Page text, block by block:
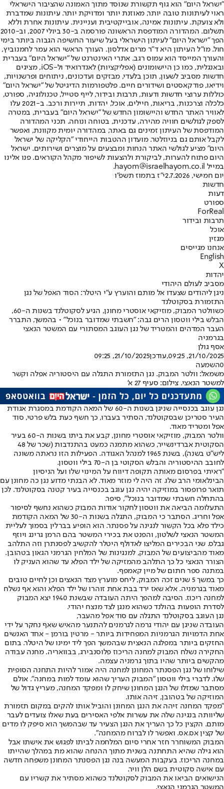
"ישראל היום" הוא גוף תקשורת שנוסד מתוך האמונה שהציבור הישראלי
ראוי לעיתונות טובה יותר, מאוזנת יותר ומדויקת יותר. עיתונות שמדברת
ולא צועקת. עיתונות אמינה, אובייקטיבית ועניינית. עיתונות אחרת וללא
תשלום. המהדורה המודפסת הראשונה פורסמה ב-30 ביולי 2007, וב-2010
הפך "ישראל היום" לעיתון הישראלי בעל שיעור החשיפה הגבוה ביותר בימי
חול. מו"ל העיתון היא ד"ר מרים אדלסון. העורך הראשי הוא עמר לחמנוביץ,
והעורך המייסד הוא עמוס רגב. אתרי האינטרנט של "ישראל היום" בעברית
ובאנגלית, כמו כן היישומונים (אפליקציות) לאנדרואיד ול-iOS, מציגים
חדשות מסביב לשעון, תוכן בלעדי, מבזקים ועדכונים, ניתוחים ופרשנויות,
וידיאו, פודקאסטים ושידורים חיים. פלטפורמות הדיגיטל של "ישראל היום"
כוללות ערוצי חדשות ודעות, תרבות ובידור, לייף סטייל, טכנולוגיה, ספורט,
כלכלה וצרכנות, בריאות, חיילים, אוכל, יהדות, תיירות ורכב. ב-2021 עלו
לאוויר האתר החדש והיישומון החדש של "ישראל היום" בעברית, במטרה
לספק לגולשים חוויה מהירה, עדכנית, בטוחה ונוחה. תכני המהדורה
המודפסת של העיתון זמינים גם באתר, במהדורה יומית מקוונת, ואפשר
לקבל אותם גם בניוזלטר. מועדון ההטבות הייחודי "הקליקה של ישראל
היום" מציע לגולשי האתר הנחות ומבצעים על מוצרים ושירותים. ישראל
היום פתוח להערות, לביקורת ולהצעות לשיפור מקהל הקוראים. פנו אלינו
במייל hayom@israelhayom.co.il.
יום חמישי, 2.7.2026
י"ז בתמוז תשפ"ו
חדשות
דעות
ספורט
ForReal
תרבות ובידור
אוכל
מגזין
אנחנו מגייסים
English
X
יהדות
מסביב לעולם היהודי
ניגן ליהודים שצעדו אל מותם והוערץ ע"י היטלר: הסוד האפל של נגן
התזמורת בסקוטלנד
כשוולטר המבוק, מוזיקאי אוסטרי מחונן, הגיע לסקוטלנד בשנות ה-60,
הבלש בילי ווטסון הרים גבה: "חשבתי שמדובר בנוכל" • בהמשך, התברר
העבר המדהים והמטריד של נגן העוגב המסתורי עם המשטר הנאצי
בגרמניה
אסף גולן
21/10/2025, 09:25
,עודכן21/10/2025, 09:25
0השמעה
משמאל: וולטר המבוק. נגן התזמורת התגלה עם היסטוריה אפלה וקשר
למשטר הנאצי. צילום: סעיף 27 א'
נגן עוגב בכנסייה שניגן בשנות ה-60 של המאה הקודמת במסגרת אגודת
העיר סטריכן שבסקוטלנד, הסתיר בעברו, כך חשף כעת בלש פרטי, סוד
אפל ומטריד מאוד.
וולטר המבוק, מוזיקאי אוסטרי מחונן, קבע את ביתו בשנות ה-60 בעיר
הסקוטית אברדינשייר, כשהוא מתמנה כמעט בהתנדבות (שכר של 48
ליש"ט בשנה), בשנת 1965 למנהל האגודה. הפעילות הזו נראתה משונה
לחובב ההיסטוריה והבלש הסקוטי בן ה-70 בילי ווטסון.
"ראיתי בפרסום מאותה תקופה דיווח על המינוי שלו ועל הניסיון
הבינלאומי הרב שלו. זה היה לי מוזר מאוד. לא הבנתי מדוע נגן כה מחונן עם
תואר פרופסור במוזיקה יהיה נגן עוגב בכנסייה בעיר קטנה בסקוטלנד. לכן
בהתחלה חשבתי שמדובר בנוכל", סיפר.
התעלומה הביאה את ווטסון לחקור אודות המבוק כשהוא נחשף לסיפור
אפל וחריג. הסתבר כי המבוק, התגלה בשנות ה-30 של המאה הקודמת
כילד פלא בכל הקשור לנגינה על פסנתר. הוא הופיע בברלין בסמוך לעליית
המשטר הנאצי לשלטון, והפנט את בכירי המשטר בהם הרמן גרינג ויוזף
גבלס. שני הבכירים המליצו לאדולף היטלר להקשיב לפסנתרן וזה התלהב
מאוד מהביצועים של המבוק, למנגינות של המלחין הגרמני הגאון בטהובן.
הצורר הנאצי כל כך התלהב מהמזיקה של ילד הפלא עד שהוא העניק לו
במתנה ספר חתום של מיין קאמפף.
כך במשך 5 שנים זכה המבוק, ליחס מוערץ מצד הנאצים וכן לחיים טובים
מאוד בגרמניה. אלא שאז ירד בבת אחת זוהרו של ילד הפלא והוא אף נשלח
למחנה ריכוז. הסיבה למהפך היתה העובדה שבשנת 1940 יצא המבוק
לסדרת הופעות בהולנד כשהוא מנגן לצד מנצח יהודי.
נגן העוגב בסקוטלנד התגלה עם סוד אפל מהעבר,
העובדה שניגן עם יהודי גרמה לגרמנים להתנער מהאיש שאף נחקר על ידי
אחת הדמויות הגרמניות המפחידות ביותר - מרטין בורמן - אחד האנשים
החזקים ביותר במפלגה הנאצית שבהמשך הפך ליד ימינו של היטלר. בתום
החקירה נשלח המבוק למחנה הריכוז פלוסנבירג, בבוואריה. מחנה עבודה
מהקשים ביותר שהיו בתוך גרמניה עצמה.
שילוחו של נגן הפסנתר המחונן למחנה היה אמור להיות התחנה הסופית
שלו. לדברי בילי ווטסון "המבוק העריך שהוא עומד למות במחנה". אולם
מסתבר שמזלו של הנגן המחונן שיחק לו ומפקד המחנה, מעריץ גדול של
המוזיקה של בטהובן, זיהה אותו.
"מפקד המחנה זיהה את הנגן המחונן והוביל אותו להקים במקום תזמורת
שליוותה בנגינה שלה את עשרות אלפי האסירים בעת שאלו צועדים לעבר
מותם. הקצין כל כך העריך את הנגן הצעיר עד שבהמשך הוא סיפק לו מדים
של קצין אס.אס. ואפשר לו לברוח מהמחנה".
המבוק המשוחרר חזר אחרי סיום המלחמה לביתו לפגוש את אישתו אבל
הוא גילה שהיא התחתנה בשנית מתוך ההנחה שהוא מת במהלך שהייתו
במחנה הריכוז. בעקבות המעשה בנה נגן הפסנתר המחונן משפחה חדשה
עם אישה סקוטית בשם הלן וויר.
הנישואים הביאו את המבוק לסקוטלנד כשהוא מסתיר את קשריו עם